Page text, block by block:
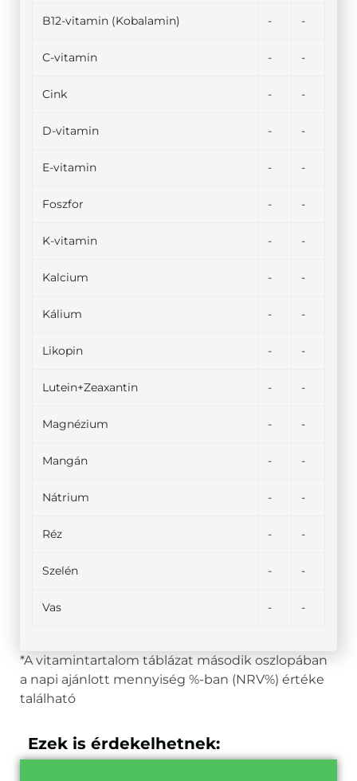
B12-vitamin (Kobalamin) - -
C-vitamin - -
Cink - -
D-vitamin - -
E-vitamin - -
Foszfor - -
K-vitamin - -
Kalcium - -
Kálium - -
Likopin - -
Lutein+Zeaxantin - -
Magnézium - -
Mangán - -
Nátrium - -
Réz - -
Szelén - -
Vas - -
*A vitamintartalom táblázat második oszlopában
a napi ajánlott mennyiség %-ban (NRV%) értéke
található
Ezek is érdekelhetnek: